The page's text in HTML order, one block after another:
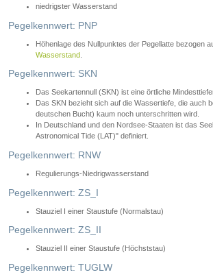
niedrigster Wasserstand
Pegelkennwert: PNP
Höhenlage des Nullpunktes der Pegellatte bezogen
Wasserstand
Pegelkennwert: SKN
Das Seekartennull (SKN) ist eine örtliche
Das SKN bezieht sich auf die Wassertiefe, die auch
deutschen Bucht) kaum noch unterschritten wird.
In Deutschland und den Nordsee-Staaten ist das
Astronomical Tide (LAT)" definiert.
Pegelkennwert: RNW
Regulierungs-Niedrigwasserstand
Pegelkennwert: ZS_I
Stauziel I einer Staustufe (Normalstau)
Pegelkennwert: ZS_II
Stauziel II einer Staustufe (Höchststau)
Pegelkennwert: TUGLW